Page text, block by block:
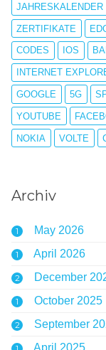
JAHRESKALENDER
ZERTIFIKATE
CODES IOS
INTERNET
GOOGLE 5G
YOUTUBE
NOKIA VOLTE
Archiv
1 May 2026
1 April 2026
2 December
1 October 2025
2 September